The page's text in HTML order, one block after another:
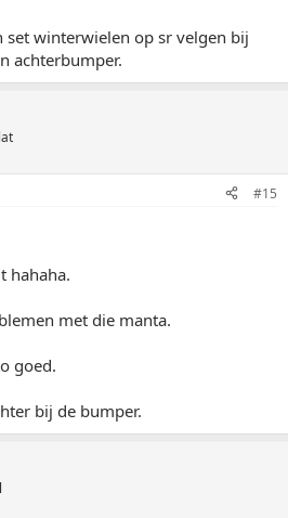
set winterwielen op sr velgen bij
achterbumper.
#15
hahaha.
met die manta.
goed.
bij de bumper.